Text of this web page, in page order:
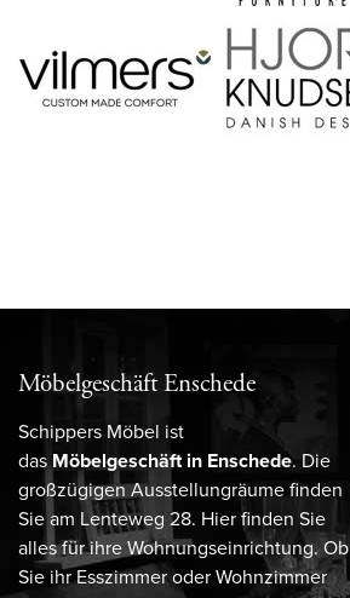
Möbelgeschäft Enschede
Schippers Möbel ist
das Möbelgeschäft in Enschede. Die
großzügigen Ausstellungräume finden
Sie am Lenteweg 28. Hier finden Sie
alles für ihre Wohnungseinrichtung. Ob
Sie ihr Esszimmer oder Wohnzimmer